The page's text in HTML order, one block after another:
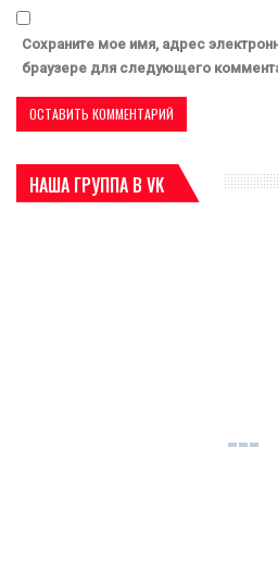
Сохраните мое имя, адрес
браузере для следующего
НАША ГРУППА В VK